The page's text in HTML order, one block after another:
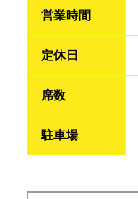
営業時間
定休日
席数
駐車場